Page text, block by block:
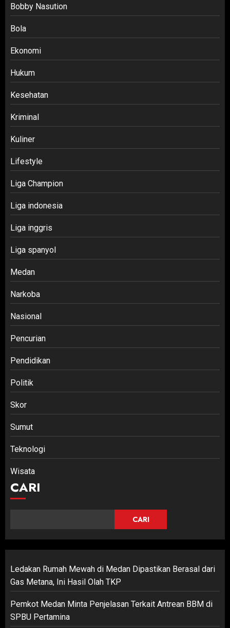
Bobby Nasution
Bola
Ekonomi
Hukum
Kesehatan
Kriminal
Kuliner
Lifestyle
Liga Champion
Liga indonesia
Liga inggris
Liga spanyol
Medan
Narkoba
Nasional
Pencurian
Pendidikan
Politik
Skor
Sumut
Teknologi
Wisata
CARI
CARI
Ledakan Rumah Mewah di Medan Dipastikan Berasal dari
Gas Metana, Ini Hasil Olah TKP
Pemkot Medan Minta Penjelasan Terkait Antrean BBM di
SPBU Pertamina